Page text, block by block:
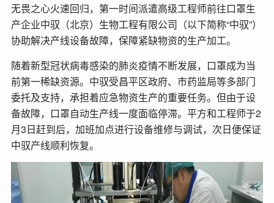
无畏之心火速回归，第一时间派遣高级工程师前往口罩生
产企业中驭（北京）生物工程有限公司（以下简称“中驭”）
协助解决产线设备故障，保障紧缺物资的生产加工。
随着新型冠状病毒感染的肺炎疫情不断发展，口罩成为当
前第一稀缺资源。中驭受昌平区政府、市药监局等多部门
委托及支持，承担着应急物资生产的重要任务。但由于设
备故障，口罩自动生产线一度面临停滞。平方和工程师于2
月3日赶到后，加班加点进行设备维修与调试，次日便保证
中驭产线顺利恢复。